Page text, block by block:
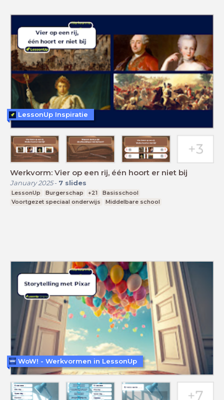
Werkvorm: Vier op een rij, één hoort er niet bij
January 2025- 7 slides
LessonUp Burgerschap +21
Basisschool
Voortgezet speciaal onderwijs
Middelbare school
LessonUp Inspiratie
WoW! - Werkvormen in LessonUp